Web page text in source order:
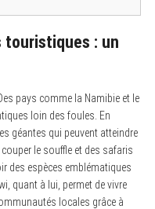
touristiques : un
pays comme la Namibie et le
loin des foules. En
géantes qui peuvent atteindre
couper le souffle et des safaris
des espèces emblématiques
quant à lui, permet de vivre
locales grâce à